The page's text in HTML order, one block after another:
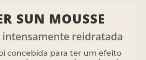
SUN MOUSSE
intensamente reidratada
concebida para ter um efeito